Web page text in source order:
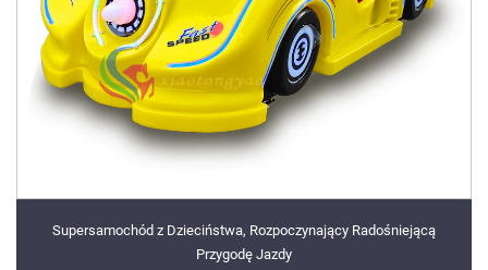
Supersamochód z Dzieciństwa, Rozpoczynający Radośniejącą
Przygodę Jazdy